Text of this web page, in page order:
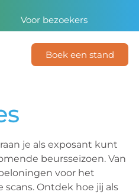
Voor bezoekers
Boek een stand
je als exposant kunt
beursseizoen. Van
voor het
Ontdek hoe jij als